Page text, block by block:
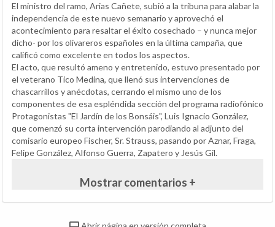
El ministro del ramo, Arias Cañete, subió a la tribuna para alabar la
independencia de este nuevo semanario y aprovechó el
acontecimiento para resaltar el éxito cosechado – y nunca mejor
dicho- por los olivareros españoles en la última campaña, que
calificó como excelente en todos los aspectos.
El acto, que resultó ameno y entretenido, estuvo presentado por
el veterano Tico Medina, que llenó sus intervenciones de
chascarrillos y anécdotas, cerrando el mismo uno de los
componentes de esa espléndida sección del programa radiofónico
Protagonistas "El Jardín de los Bonsáis", Luis Ignacio González,
que comenzó su corta intervención parodiando al adjunto del
comisario europeo Fischer, Sr. Strauss, pasando por Aznar, Fraga,
Felipe González, Alfonso Guerra, Zapatero y Jesús Gil.
Mostrar comentarios +